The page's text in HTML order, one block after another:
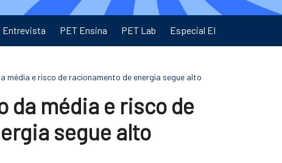
Entrevista PET Ensina PET Lab Especial EI
média e risco de racionamento de energia segue alto
da média e risco de
segue alto